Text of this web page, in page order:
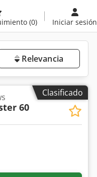
(0) Iniciar sesión
Relevancia
Clasificado
60